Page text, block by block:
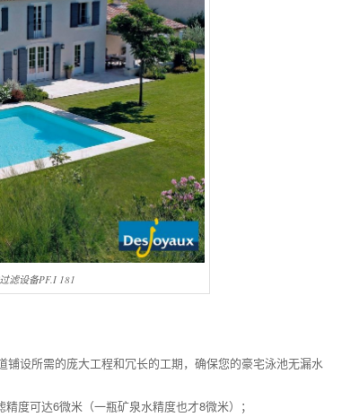
滤设备PF.I 181
设所需的庞大工程和冗长的工期，确保您的豪宅泳池无漏水
度可达6微米（一瓶矿泉水精度也才8微米）；